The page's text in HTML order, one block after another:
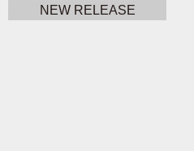
NEW RELEASE